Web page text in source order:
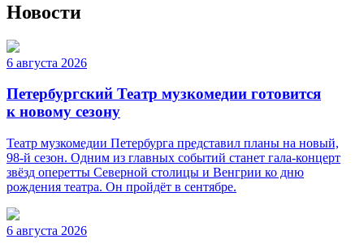
Новости
6 августа 2026
Петербургский Театр музкомедии готовится
к новому сезону
Театр музкомедии Петербурга представил планы на новый,
98-й сезон. Одним из главных событий станет гала-концерт
звёзд оперетты Северной столицы и Венгрии ко дню
рождения театра. Он пройдёт в сентябре.
6 августа 2026